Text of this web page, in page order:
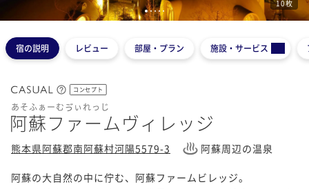
10枚
12345
宿の説明 レビュー 部屋・プラン 施設・サービス
コンセプト
あそふぁーむゔぃれっじ
阿蘇ファームヴィレッジ
熊本県阿蘇郡南阿蘇村河陽5579-3 阿蘇周辺の温泉
阿蘇の大自然の中に佇む、阿蘇ファームビレッジ。